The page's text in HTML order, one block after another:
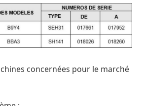
concernées pour le marché